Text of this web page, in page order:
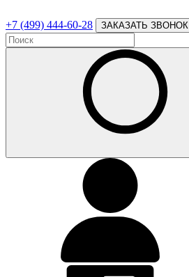
+7 (499) 444-60-28 ЗАКАЗАТЬ ЗВОНОК